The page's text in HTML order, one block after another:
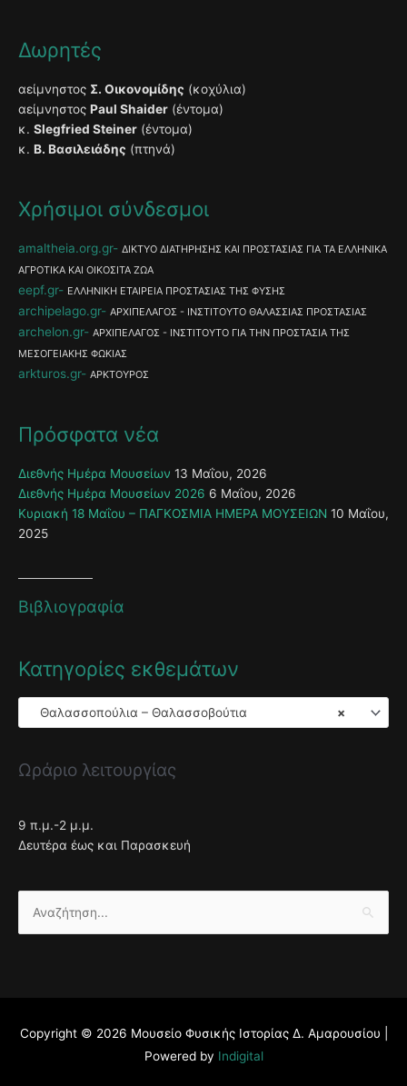
Δωρητές
αείμνηστος Σ. Οικονομίδης (κοχύλια)
αείμνηστος Paul Shaider (έντομα)
κ. Slegfried Steiner (έντομα)
κ. Β. Βασιλειάδης (πτηνά)
Χρήσιμοι σύνδεσμοι
amaltheia.org.gr
ΔΙΚΤΥΟ ΔΙΑΤΗΡΗΣΗΣ ΚΑΙ ΠΡΟΣΤΑΣΙΑΣ ΓΙΑ ΤΑ ΕΛΛΗΝΙΚΑ
ΑΓΡΟΤΙΚΑ ΚΑΙ ΟΙΚΟΣΙΤΑ ΖΩΑ
eepf.gr ΕΛΛΗΝΙΚΗ ΕΤΑΙΡΕΙΑ ΠΡΟΣΤΑΣΙΑΣ ΤΗΣ ΦΥΣΗΣ
archipelago.gr ΑΡΧΙΠΕΛΑΓΟΣ - ΙΝΣΤΙΤΟΥΤΟ ΘΑΛΑΣΣΙΑΣ ΠΡΟΣΤΑΣΙΑΣ
archelon.gr
ΑΡΧΙΠΕΛΑΓΟΣ - ΙΝΣΤΙΤΟΥΤΟ ΓΙΑ ΤΗΝ ΠΡΟΣΤΑΣΙΑ ΤΗΣ
ΜΕΣΟΓΕΙΑΚΗΣ ΦΩΚΙΑΣ
arkturos.gr ΑΡΚΤΟΥΡΟΣ
Πρόσφατα νέα
Διεθνής Ημέρα Μουσείων 13 Μαΐου, 2026
Διεθνής Ημέρα Μουσείων 2026 6 Μαΐου, 2026
Κυριακή 18 Μαΐου – ΠΑΓΚΟΣΜΙΑ ΗΜΕΡΑ ΜΟΥΣΕΙΩΝ 10 Μαΐου,
2025
Βιβλιογραφία
Κατηγορίες εκθεμάτων
×
Θαλασσοπούλια – Θαλασσοβούτια
Ωράριο λειτουργίας
9 π.μ.-2 μ.μ.
Δευτέρα έως και Παρασκευή
Αναζήτηση
για:
Copyright © 2026 Μουσείο Φυσικής Ιστορίας Δ. Αμαρουσίου
Powered by Indigital